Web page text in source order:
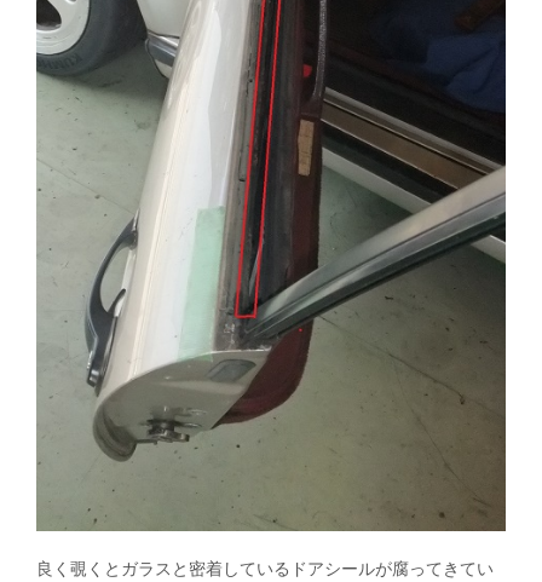
良く覗くとガラスと密着しているドアシールが腐ってきてい